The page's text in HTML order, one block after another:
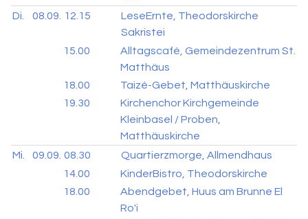
Di.
08.09. 12.15
LeseErnte, Theodorskirche
Sakristei
15.00
Alltagscafé, Gemeindezentrum St.
Matthäus
18.00
Taizé-Gebet, Matthäuskirche
19.30
Kirchenchor Kirchgemeinde
Kleinbasel / Proben,
Matthäuskirche
Mi.
09.09. 08.30
Quartierzmorge, Allmendhaus
14.00
KinderBistro, Theodorskirche
18.00
Abendgebet, Huus am Brunne El
Ro'i